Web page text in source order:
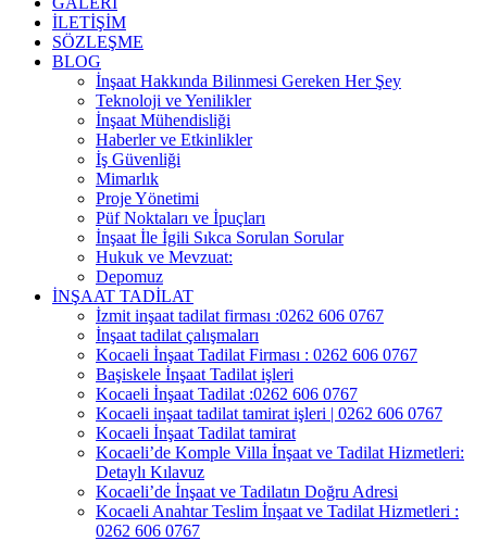
İLETİŞİM
SÖZLEŞME
BLOG
İnşaat Hakkında Bilinmesi Gereken Her Şey
Teknoloji ve Yenilikler
İnşaat Mühendisliği
Haberler ve Etkinlikler
İş Güvenliği
Mimarlık
Proje Yönetimi
Püf Noktaları ve İpuçları
İnşaat İle İgili Sıkca Sorulan Sorular
Hukuk ve Mevzuat:
Depomuz
İNŞAAT TADİLAT
İzmit inşaat tadilat firması :0262 606 0767
İnşaat tadilat çalışmaları
Kocaeli İnşaat Tadilat Firması : 0262 606 0767
Başiskele İnşaat Tadilat işleri
Kocaeli İnşaat Tadilat :0262 606 0767
Kocaeli inşaat tadilat tamirat işleri | 0262 606 0767
Kocaeli İnşaat Tadilat tamirat
Kocaeli’de Komple Villa İnşaat ve Tadilat Hizmetleri:
Detaylı Kılavuz
Kocaeli’de İnşaat ve Tadilatın Doğru Adresi
Kocaeli Anahtar Teslim İnşaat ve Tadilat Hizmetleri :
0262 606 0767